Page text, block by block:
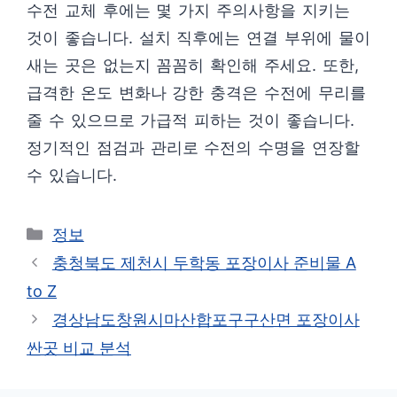
수전 교체 후에는 몇 가지 주의사항을 지키는
것이 좋습니다. 설치 직후에는 연결 부위에 물이
새는 곳은 없는지 꼼꼼히 확인해 주세요. 또한,
급격한 온도 변화나 강한 충격은 수전에 무리를
줄 수 있으므로 가급적 피하는 것이 좋습니다.
정기적인 점검과 관리로 수전의 수명을 연장할
수 있습니다.
카
테
리
정보
충청북도 제천시 두학동 포장이사 준비물 A
to Z
경상남도창원시마산합포구구산면 포장이사
싼곳 비교 분석